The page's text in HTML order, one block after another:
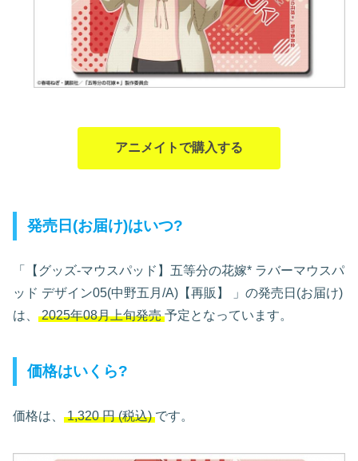
アニメイトで購入する
発売日(お届け)はいつ?
「【グッズ-マウスパッド】五等分の花嫁* ラバーマウスパ
ッド デザイン05(中野五月/A)【再販】
」の発売日(お届け)
は、 2025年08月上旬発売 予定となっています。
価格はいくら?
価格は、 1,320円(税込) です。